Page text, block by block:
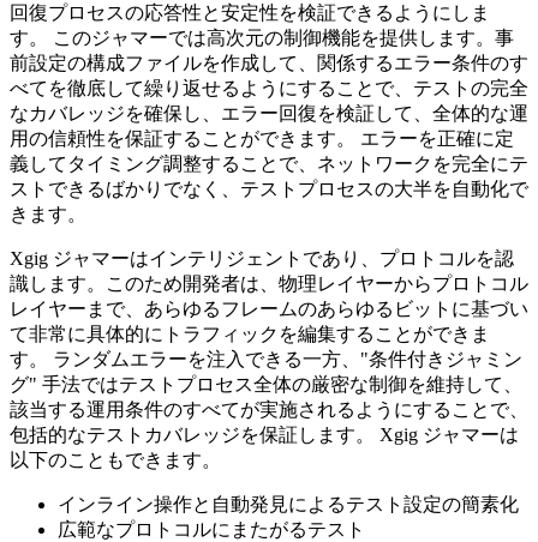
回復プロセスの応答性と安定性を検証できるようにしま
す。 このジャマーでは高次元の制御機能を提供します。事
前設定の構成ファイルを作成して、関係するエラー条件のす
べてを徹底して繰り返せるようにすることで、テストの完全
なカバレッジを確保し、エラー回復を検証して、全体的な運
用の信頼性を保証することができます。 エラーを正確に定
義してタイミング調整することで、ネットワークを完全にテ
ストできるばかりでなく、テストプロセスの大半を自動化で
きます。
Xgig ジャマーはインテリジェントであり、プロトコルを認
識します。このため開発者は、物理レイヤーからプロトコル
レイヤーまで、あらゆるフレームのあらゆるビットに基づい
て非常に具体的にトラフィックを編集することができま
す。 ランダムエラーを注入できる一方、"条件付きジャミン
グ" 手法ではテストプロセス全体の厳密な制御を維持して、
該当する運用条件のすべてが実施されるようにすることで、
包括的なテストカバレッジを保証します。 Xgig ジャマーは
以下のこともできます。
インライン操作と自動発見によるテスト設定の簡素化
広範なプロトコルにまたがるテスト